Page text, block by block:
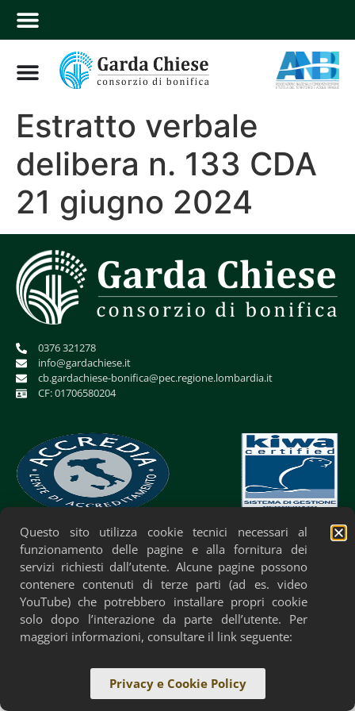
Estratto verbale
delibera n. 133 CDA
21 giugno 2024
0376 321278
info@gardachiese.it
cb.gardachiese-bonifica@pec.regione.lombardia.it
CF: 01706580204
Privacy Policy Cookie Policy Accessibilità
Questo sito utilizza cookie tecnici necessari al
funzionamento delle pagine e alla fornitura dei
servizi richiesti dall’utente. Alcune pagine possono
contenere contenuti di terze parti (ad es. video
YouTube) che potrebbero installare propri cookie
solo dopo l’interazione da parte dell’utente. Per
maggiori informazioni, consultare il link seguente:
Privacy e Cookie Policy